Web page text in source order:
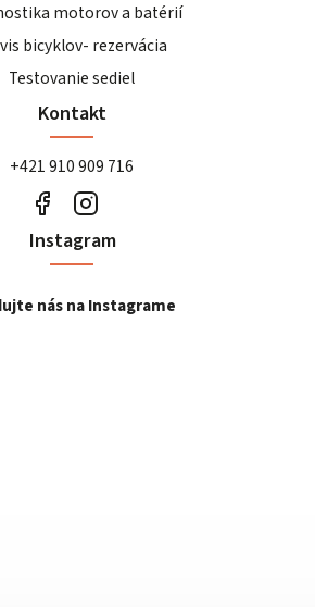
motorov a batérií
bicyklov- rezervácia
Testovanie sediel
Kontakt
+421 910 909 716
Instagram
nás na Instagrame